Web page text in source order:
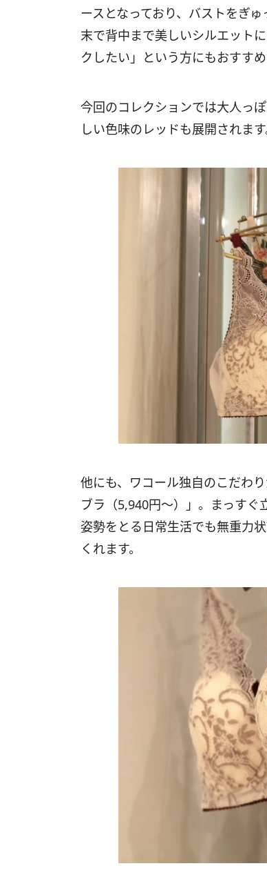
ースとなっており、バストをぎ
末で背中まで美しいシルエット
クしたい」という方にもおすすめ
今回のコレクションでは大人っ
しい色味のレッドも展開されます
他にも、ワコール独自のこだわ
ブラ（5,940円～）」。まっす
姿勢をとる日常生活でも無重力
くれます。